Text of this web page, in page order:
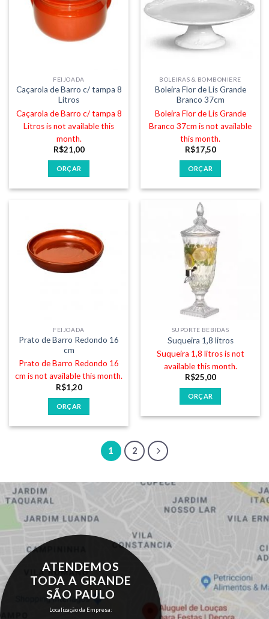
FEIJOADA
Caçarola de Barro c/ tampa 8
Litros
Caçarola de Barro c/ tampa 8
Litros is not available this
month.
R$21,00
ORÇAR
BOLEIRAS & BOMBONIERE
Boleira Flor de Lis Grande
Branco 37cm
Boleira Flor de Lis Grande
Branco 37cm is not available
this month.
R$17,50
ORÇAR
FEIJOADA
Prato de Barro Redondo 16
cm
Prato de Barro Redondo 16
cm is not available this month.
R$1,20
ORÇAR
SUPORTE BEBIDAS
Suqueira 1,8 litros
Suqueira 1,8 litros is not
available this month.
R$25,00
ORÇAR
1 2
ATENDEMOS
TODA A GRANDE
SÃO PAULO
Localização da Empresa: